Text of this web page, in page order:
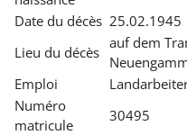
Date du décès 25.02.1945
Lieu du décès
auf dem
Emploi
Numéro
matricule
30495